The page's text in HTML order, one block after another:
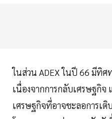
ในส่วน ADEX ในปี 66 มีทิศ
เนื่องจากการกลับเศรษฐกิ
เศรษฐกิจที่อาจชะลอการเติ